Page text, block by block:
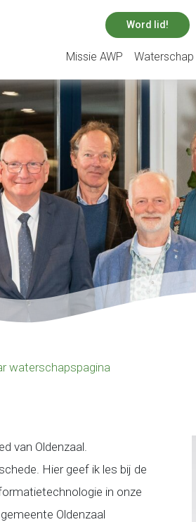
Word lid!
Missie AWP Waterschap
waterschapspagina
van Oldenzaal.
Hier geef ik les bij de
in onze
Oldenzaal